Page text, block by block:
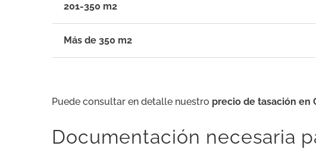
201-350 m2
Más de 350 m2
Puede consultar en detalle nuestro precio de tasación en
Documentación necesaria